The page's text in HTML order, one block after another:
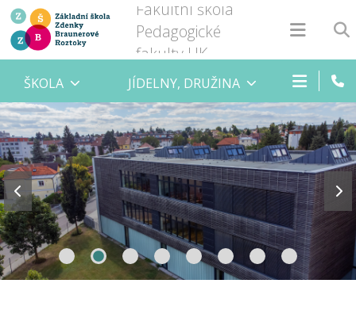
Fakultní škola
Pedagogické
fakulty UK
ŠKOLA JÍDELNY, DRUŽINA